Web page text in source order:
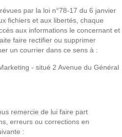
par la loi n°78-17 du 6 janvier
fichiers et aux libertés, chaque
aux informations le concernant et
faire rectifier ou supprimer
un courrier dans ce sens à :
- situé 2 Avenue du Général
remercie de lui faire part
erreurs ou corrections en
: